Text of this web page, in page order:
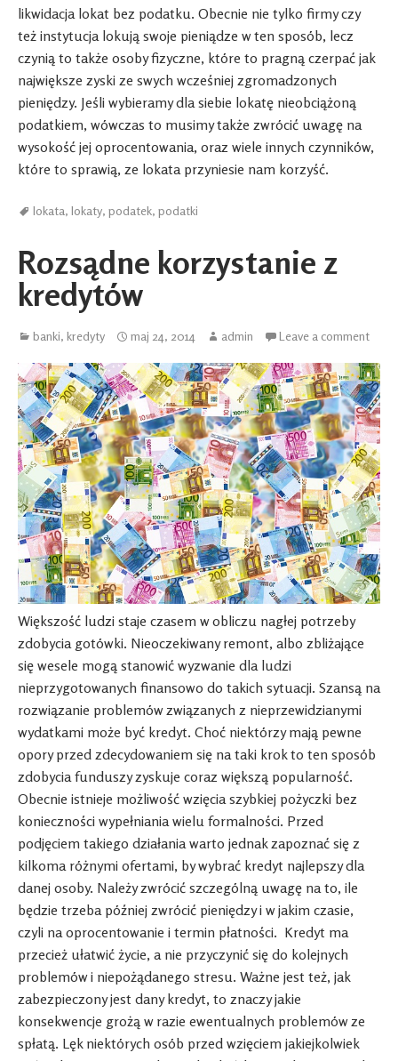
likwidacja lokat bez podatku. Obecnie nie tylko firmy czy
też instytucja lokują swoje pieniądze w ten sposób, lecz
czynią to także osoby fizyczne, które to pragną czerpać jak
największe zyski ze swych wcześniej zgromadzonych
pieniędzy. Jeśli wybieramy dla siebie lokatę nieobciążoną
podatkiem, wówczas to musimy także zwrócić uwagę na
wysokość jej oprocentowania, oraz wiele innych czynników,
które to sprawią, ze lokata przyniesie nam korzyść.
lokata, lokaty, podatek, podatki
Rozsądne korzystanie z
kredytów
banki, kredyty maj 24, 2014 admin Leave a comment
Większość ludzi staje czasem w obliczu nagłej potrzeby
zdobycia gotówki. Nieoczekiwany remont, albo zbliżające
się wesele mogą stanowić wyzwanie dla ludzi
nieprzygotowanych finansowo do takich sytuacji. Szansą na
rozwiązanie problemów związanych z nieprzewidzianymi
wydatkami może być kredyt. Choć niektórzy mają pewne
opory przed zdecydowaniem się na taki krok to ten sposób
zdobycia funduszy zyskuje coraz większą popularność.
Obecnie istnieje możliwość wzięcia szybkiej pożyczki bez
konieczności wypełniania wielu formalności. Przed
podjęciem takiego działania warto jednak zapoznać się z
kilkoma różnymi ofertami, by wybrać kredyt najlepszy dla
danej osoby. Należy zwrócić szczególną uwagę na to, ile
będzie trzeba później zwrócić pieniędzy i w jakim czasie,
czyli na oprocentowanie i termin płatności. Kredyt ma
przecież ułatwić życie, a nie przyczynić się do kolejnych
problemów i niepożądanego stresu. Ważne jest też, jak
zabezpieczony jest dany kredyt, to znaczy jakie
konsekwencje grożą w razie ewentualnych problemów ze
spłatą. Lęk niektórych osób przed wzięciem jakiejkolwiek